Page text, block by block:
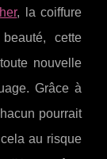
, la coiffure
cette
nouvelle
Grâce à
pourrait
au risque